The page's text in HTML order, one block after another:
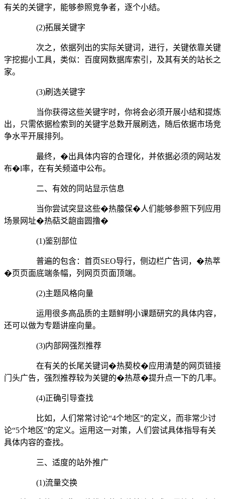
有关的关键字，能够参照竞争者，逐个小结。
(2)拓展关键字
次之，依据列出的实际关键词，进行，关键依靠关键
字挖掘小工具，类似：百度网数据库索引，及其有关的站长之
家。
(3)刷选关键字
当你获得这些关键字时，你将会必须开展小结和提炼
出，只需依据检索到的关键字总数开展刷选，随后依据市场竞
争水平开展排列。
最终，�出具体内容的合理化，并依据必须的网站发
布�l率，在有关频道中公布。
二、有效的同站显示信息
当你尝试突显这些�热菔保�人们能够参照下列应用
场景网址�热萜爻龅亩圆撸�
(1)鉴别部位
普遍的包含：首页SEO导行，侧边栏广告词，�热萃
�页页面底端条幅，列网页页面顶端。
(2)主题风格向量
运用很多高品质的主题鲜明小课题研究的具体内容，
还可以做为专题讲座向量。
(3)内部网强烈推荐
在有关的长尾关键词�热葜校�应用清楚的网页链接
门头广告，强烈推荐较为关键的�热荩�提升点一下的几率。
(4)正确引导查找
比如，人们常常讨论“4个地区”的定义，而非常少讨
论“5个地区”的定义。运用这一对策，人们尝试具体指导有关
具体内容的查找。
三、适度的站外推广
(1)流量交换